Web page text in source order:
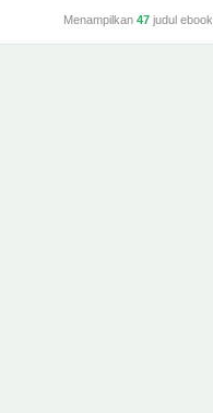
Menampilkan 47judul ebook